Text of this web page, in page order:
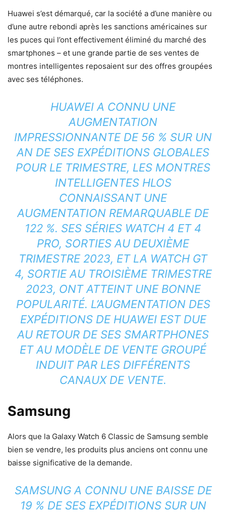
Huawei s’est démarqué, car la société a d’une manière ou
d’une autre rebondi après les sanctions américaines sur
les puces qui l’ont effectivement éliminé du marché des
smartphones – et une grande partie de ses ventes de
montres intelligentes reposaient sur des offres groupées
avec ses téléphones.
HUAWEI A CONNU UNE
AUGMENTATION
IMPRESSIONNANTE DE 56 % SUR UN
AN DE SES EXPÉDITIONS GLOBALES
POUR LE TRIMESTRE, LES MONTRES
INTELLIGENTES HLOS
CONNAISSANT UNE
AUGMENTATION REMARQUABLE DE
122 %. SES SÉRIES WATCH 4 ET 4
PRO, SORTIES AU DEUXIÈME
TRIMESTRE 2023, ET LA WATCH GT
4, SORTIE AU TROISIÈME TRIMESTRE
2023, ONT ATTEINT UNE BONNE
POPULARITÉ. L’AUGMENTATION DES
EXPÉDITIONS DE HUAWEI EST DUE
AU RETOUR DE SES SMARTPHONES
ET AU MODÈLE DE VENTE GROUPÉ
INDUIT PAR LES DIFFÉRENTS
CANAUX DE VENTE.
Samsung
Alors que la Galaxy Watch 6 Classic de Samsung semble
bien se vendre, les produits plus anciens ont connu une
baisse significative de la demande.
SAMSUNG A CONNU UNE BAISSE DE
19 % DE SES EXPÉDITIONS SUR UN